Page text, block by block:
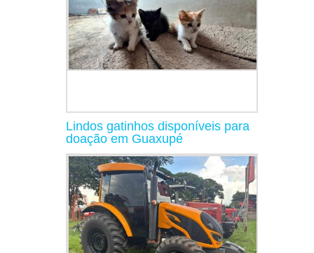
Lindos gatinhos disponíveis para
doação em Guaxupé